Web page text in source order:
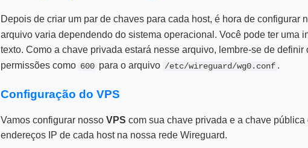
Depois de criar um par de chaves para cada host, é hora de configurar
arquivo varia dependendo do sistema operacional. Você pode ter uma
texto. Como a chave privada estará nesse arquivo, lembre-se de definir
permissões como 600 para o arquivo /etc/wireguard/wg0.conf .
Configuração do VPS
Vamos configurar nosso VPS com sua chave privada e a chave
endereços IP de cada host na nossa rede Wireguard.